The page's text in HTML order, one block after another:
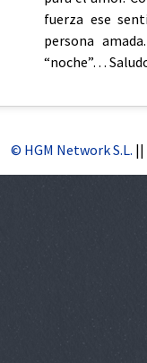
fuerza ese
persona
“noche”…
© HGM Network S.L. ||